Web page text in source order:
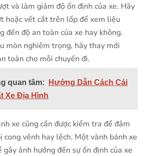
và làm giảm độ ổn định của xe. Hãy
hoặc vết cắt trên lốp để xem liệu
đến độ an toàn của xe hay không.
mòn nghiêm trọng, hãy thay mới
toàn cho mỗi chuyến đi.
quan tâm:
Hướng Dẫn Cách Cải
Xe Địa Hình
xe cũng cần được kiểm tra để đảm
cong vênh hay lệch. Một vành bánh xe
gây ảnh hưởng đến sự ổn định của xe